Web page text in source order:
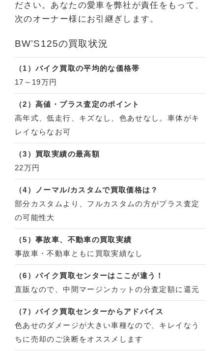
ださい。あなたの愛車を弊社が責任をもって、
次のオーナー様にお引継ぎします。
BW’S125の買取状況
（1）バイク買取の平均的な価格帯
17～19万円
（2）高値・プラス査定のポイント
高年式、低走行、キズなし、色あせなし。車体がキ
レイならなお可
（3）買取実績の最高額
22万円
（4）ノーマル/カスタムで買取価格は？
部分カスタムより、フルカスタムの方がプラス査定
の可能性大
（5）事故車、不動車の買取実績
事故車・不動車ともに買取実績なし
（6）バイク買取センターはここが違う！
直販なので、中間マージンカットの分査定額に還元
（7）バイク買取センターからアドバイス
色あせのダメージが大きい車種なので、キレイなう
ちに売却のご決断をオススメします